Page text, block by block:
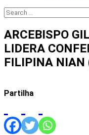
Search
for:
ARCEBISPO
LIDERA
FILIPINA NIAN
Partilha